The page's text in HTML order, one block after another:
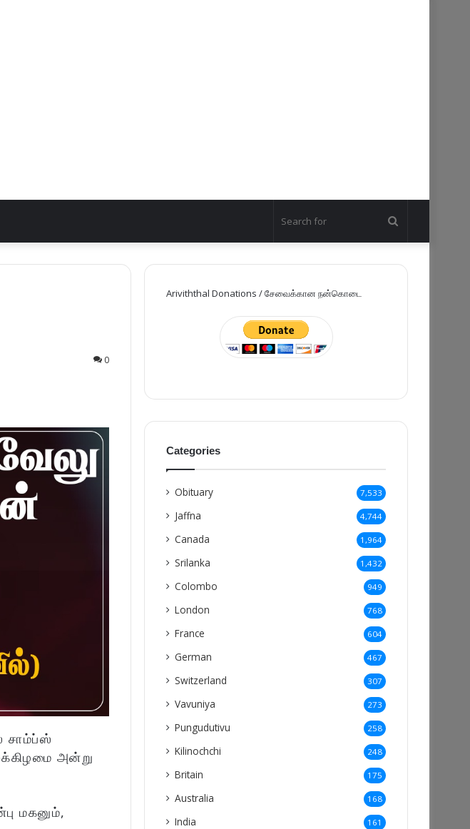
for
0
சாம்ப்ஸ்
அன்று
மகனும்,
Ariviththal Donations / சேவைக்கான நன்கொடை
Categories
Obituary 7,533
Jaffna 4,744
Canada 1,964
Srilanka 1,432
Colombo 949
London 768
France 604
German 467
Switzerland 307
Vavuniya 273
Pungudutivu 258
Kilinochchi 248
Britain 175
Australia 168
India 161